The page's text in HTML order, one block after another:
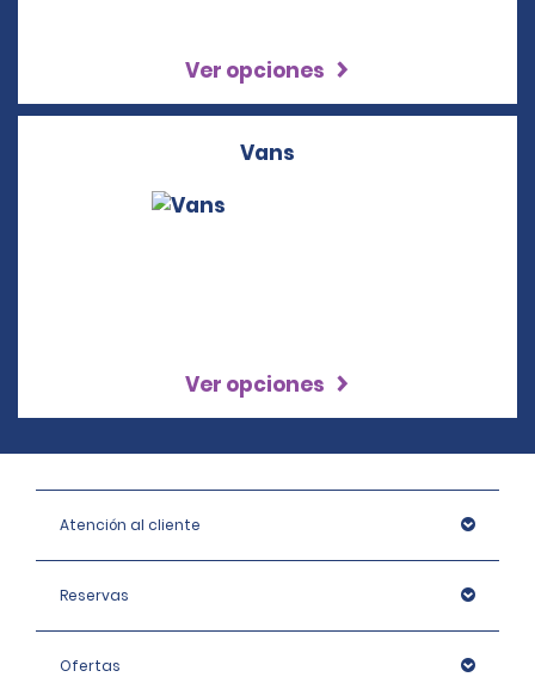
Ver opciones
Vans
Ver opciones
Atención al cliente
Reservas
Ofertas